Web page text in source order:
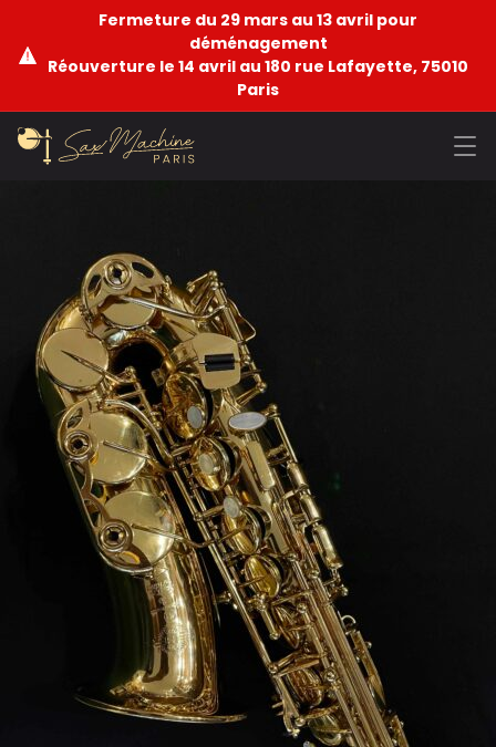
Fermeture du 29 mars au 13 avril pour
déménagement
Réouverture le 14 avril au 180 rue Lafayette, 75010
Paris